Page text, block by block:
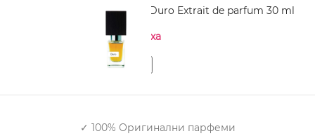
NASOMATTO Duro Extrait de parfum 30 ml
Нема на залиха
✓ 100% Оригинални парфеми